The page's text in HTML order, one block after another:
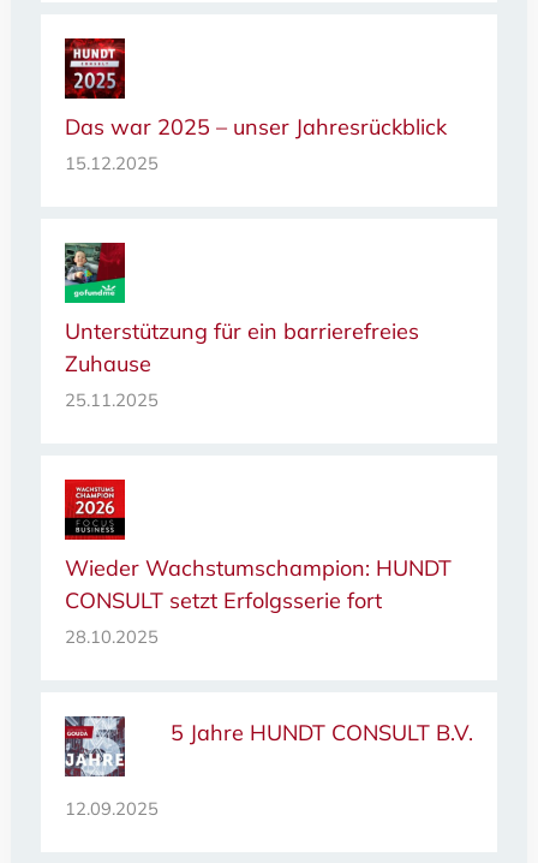
Das war 2025 – unser Jahresrückblick
15.12.2025
Unterstützung für ein barrierefreies
Zuhause
25.11.2025
Wieder Wachstumschampion: HUNDT
CONSULT setzt Erfolgsserie fort
28.10.2025
5 Jahre HUNDT CONSULT B.V.
12.09.2025